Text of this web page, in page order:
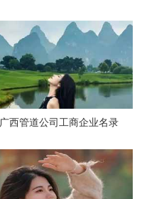
广西管道公司工商企业名录